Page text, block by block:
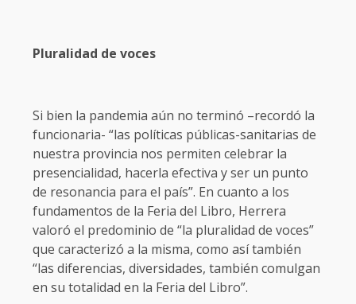
Pluralidad de voces
Si bien la pandemia aún no terminó –recordó la
funcionaria- “las políticas públicas-sanitarias de
nuestra provincia nos permiten celebrar la
presencialidad, hacerla efectiva y ser un punto
de resonancia para el país”. En cuanto a los
fundamentos de la Feria del Libro, Herrera
valoró el predominio de “la pluralidad de voces”
que caracterizó a la misma, como así también
“las diferencias, diversidades, también comulgan
en su totalidad en la Feria del Libro”.